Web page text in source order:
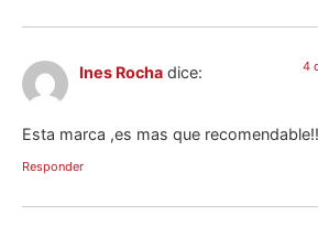
Ines Rocha dice: 4
Esta marca ,es mas que
Responder